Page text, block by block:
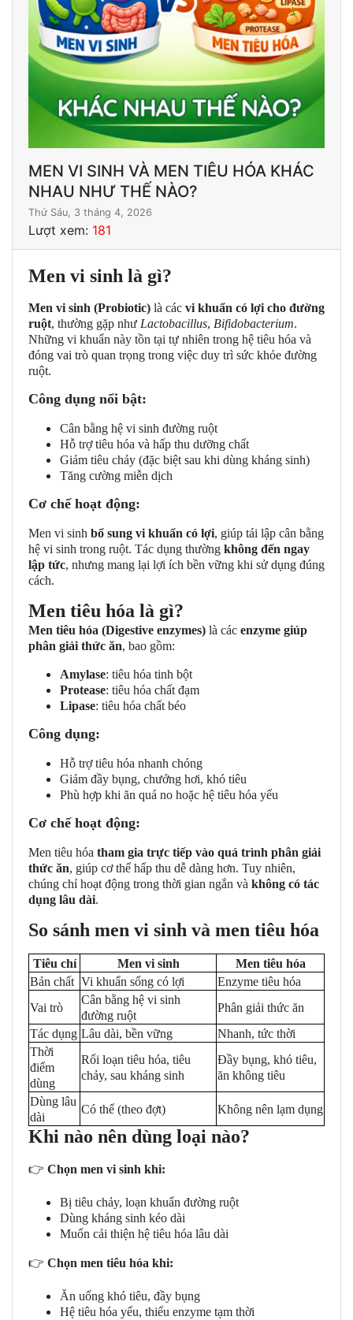
MEN VI SINH VÀ MEN TIÊU HÓA KHÁC
NHAU NHƯ THẾ NÀO?
Thứ Sáu, 3 tháng 4, 2026
Lượt xem: 181
Men vi sinh là gì?
Men vi sinh (Probiotic) là các vi khuẩn có lợi cho đường
ruột, thường gặp như Lactobacillus, Bifidobacterium.
Những vi khuẩn này tồn tại tự nhiên trong hệ tiêu hóa và
đóng vai trò quan trọng trong việc duy trì sức khỏe đường
ruột.
Công dụng nổi bật:
Cân bằng hệ vi sinh đường ruột
Hỗ trợ tiêu hóa và hấp thu dưỡng chất
Giảm tiêu chảy (đặc biệt sau khi dùng kháng sinh)
Tăng cường miễn dịch
Cơ chế hoạt động:
Men vi sinh bổ sung vi khuẩn có lợi, giúp tái lập cân bằng
hệ vi sinh trong ruột. Tác dụng thường không đến ngay
lập tức, nhưng mang lại lợi ích bền vững khi sử dụng đúng
cách.
Men tiêu hóa là gì?
Men tiêu hóa (Digestive enzymes) là các enzyme giúp
phân giải thức ăn, bao gồm:
Amylase: tiêu hóa tinh bột
Protease: tiêu hóa chất đạm
Lipase: tiêu hóa chất béo
Công dụng:
Hỗ trợ tiêu hóa nhanh chóng
Giảm đầy bụng, chướng hơi, khó tiêu
Phù hợp khi ăn quá no hoặc hệ tiêu hóa yếu
Cơ chế hoạt động:
Men tiêu hóa tham gia trực tiếp vào quá trình phân giải
thức ăn, giúp cơ thể hấp thu dễ dàng hơn. Tuy nhiên,
chúng chỉ hoạt động trong thời gian ngắn và không có tác
dụng lâu dài.
So sánh men vi sinh và men tiêu hóa
Tiêu chí Men vi sinh
Men tiêu hóa
Bản chất Vi khuẩn sống có lợi
Enzyme tiêu hóa
Vai trò
Cân bằng hệ vi sinh
đường ruột
Phân giải thức ăn
Tác dụng Lâu dài, bền vững
Nhanh, tức thời
Thời
điểm
dùng
Rối loạn tiêu hóa, tiêu
chảy, sau kháng sinh
Đầy bụng, khó tiêu,
ăn không tiêu
Dùng lâu
dài
Có thể (theo đợt) Không nên lạm dụng
Khi nào nên dùng loại nào?
👉 Chọn men vi sinh khi:
Bị tiêu chảy, loạn khuẩn đường ruột
Dùng kháng sinh kéo dài
Muốn cải thiện hệ tiêu hóa lâu dài
👉 Chọn men tiêu hóa khi:
Ăn uống khó tiêu, đầy bụng
Hệ tiêu hóa yếu, thiếu enzyme tạm thời